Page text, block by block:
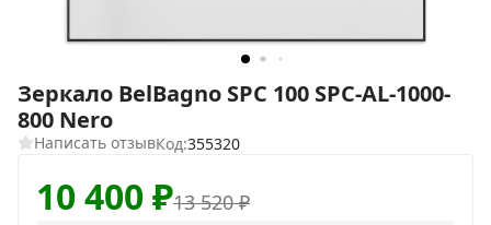
Зеркало BelBagno SPC 100 SPC-AL-1000-
800 Nero
Написать отзывКод:355320
13 520₽
10 400₽